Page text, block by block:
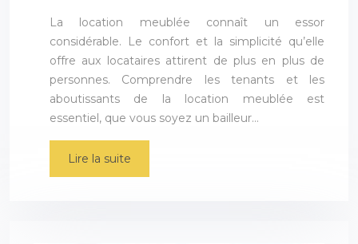
La location meublée connaît un essor
considérable. Le confort et la simplicité qu’elle
offre aux locataires attirent de plus en plus de
personnes. Comprendre les tenants et les
aboutissants de la location meublée est
essentiel, que vous soyez un bailleur…
Lire la suite